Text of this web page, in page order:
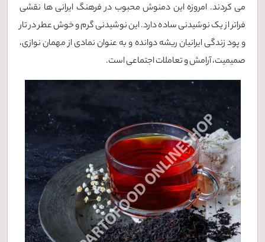
می کردند. امروزه این دمنوش محبوب در فرهنگ ایرانی ها نقشی
فراتر از یک نوشیدنی ساده دارد. این نوشیدنی گرم و خوش عطر در تار
و پود زندگی ایرانیان ریشه دوانده و به عنوان نمادی از مهمان نوازی،
صمیمیت، آرامش و تعاملات اجتماعی است.